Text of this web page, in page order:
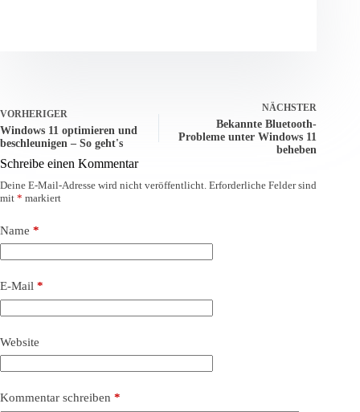
VORHERIGER
Windows 11 optimieren und
beschleunigen – So geht's
NÄCHSTER
Bekannte Bluetooth-
Probleme unter Windows 11
beheben
Schreibe einen Kommentar
Deine E-Mail-Adresse wird nicht veröffentlicht. Erforderliche Felder sind
mit * markiert
Name *
E-Mail *
Website
Kommentar schreiben *